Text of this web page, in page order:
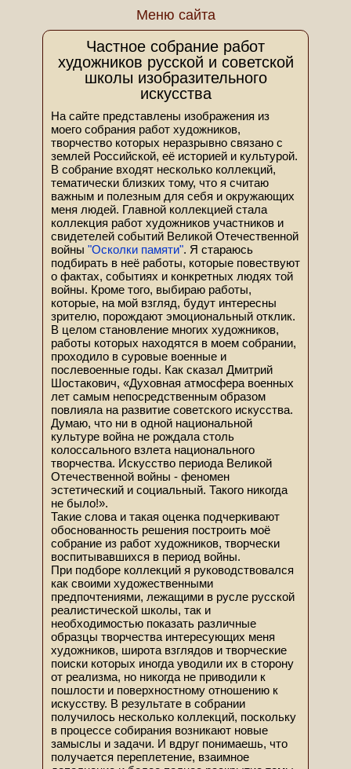
Меню сайта
Частное собрание работ
художников русской и советской
школы изобразительного
искусства
На сайте представлены изображения из
моего собрания работ художников,
творчество которых неразрывно связано с
землей Российской, её историей и культурой.
В собрание входят несколько коллекций,
тематически близких тому, что я считаю
важным и полезным для себя и окружающих
меня людей. Главной коллекцией стала
коллекция работ художников участников и
свидетелей событий Великой Отечественной
войны "Осколки памяти". Я стараюсь
подбирать в неё работы, которые повествуют
о фактах, событиях и конкретных людях той
войны. Кроме того, выбираю работы,
которые, на мой взгляд, будут интересны
зрителю, порождают эмоциональный отклик.
В целом становление многих художников,
работы которых находятся в моем собрании,
проходило в суровые военные и
послевоенные годы. Как сказал Дмитрий
Шостакович, «Духовная атмосфера военных
лет самым непосредственным образом
повлияла на развитие советского искусства.
Думаю, что ни в одной национальной
культуре война не рождала столь
колоссального взлета национального
творчества. Искусство периода Великой
Отечественной войны - феномен
эстетический и социальный. Такого никогда
не было!».
Такие слова и такая оценка подчеркивают
обоснованность решения построить моё
собрание из работ художников, творчески
воспитывавшихся в период войны.
При подборе коллекций я руководствовался
как своими художественными
предпочтениями, лежащими в русле русской
реалистической школы, так и
необходимостью показать различные
образцы творчества интересующих меня
художников, широта взглядов и творческие
поиски которых иногда уводили их в сторону
от реализма, но никогда не приводили к
пошлости и поверхностному отношению к
искусству. В результате в собрании
получилось несколько коллекций, поскольку
в процессе собирания возникают новые
замыслы и задачи. И вдруг понимаешь, что
получается переплетение, взаимное